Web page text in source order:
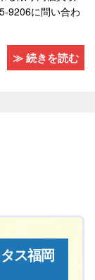
9206に問い合わ
≫ 続きを読む
ス福岡